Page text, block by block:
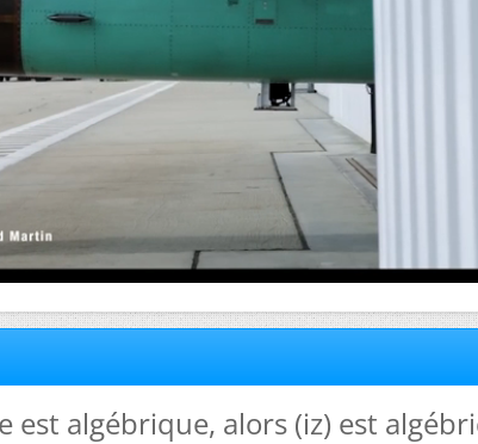
est algébrique, alors (iz) est